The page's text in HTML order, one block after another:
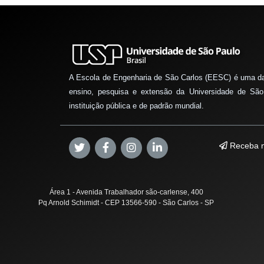
A Escola de Engenharia de São Carlos (EESC) é uma
ensino, pesquisa e extensão da Universidade de
instituição pública e de padrão mundial.
Receba
Área 1 - Avenida Trabalhador são-carlense, 400
Pq Arnold Schimidt - CEP 13566-590 - São Carlos - SP